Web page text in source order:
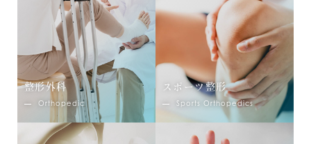
整形外科
Orthopedic
スポーツ整形
Sports Orthopedics